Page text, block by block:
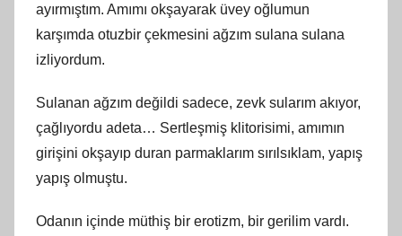
ayırmıştım. Amımı okşayarak üvey oğlumun
karşımda otuzbir çekmesini ağzım sulana sulana
izliyordum.
Sulanan ağzım değildi sadece, zevk sularım akıyor,
çağlıyordu adeta… Sertleşmiş klitorisimi, amımın
girişini okşayıp duran parmaklarım sırılsıklam, yapış
yapış olmuştu.
Odanın içinde müthiş bir erotizm, bir gerilim vardı.